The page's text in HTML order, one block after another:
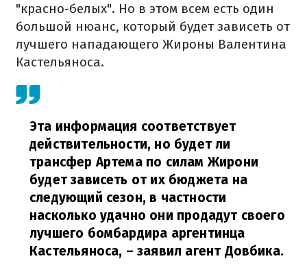
"красно-белых". Но в этом всем есть один
большой нюанс, который будет зависеть от
лучшего нападающего Жироны Валентина
Кастельяноса.
Эта информация соответствует
действительности, но будет ли
трансфер Артема по силам Жирони
будет зависеть от их бюджета на
следующий сезон, в частности
насколько удачно они продадут своего
лучшего бомбардира аргентинца
Кастельяноса, – заявил агент Довбика.